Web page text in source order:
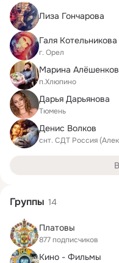
Лиза Гончарова
Галя Котельникова
г. Орел
Марина
п.Хлюпино
Дарья Дарьянова
Тюмень
Денис Волков
снт. СДТ Россия
Группы 14
Платовы
877 подписчиков
Кино - Фильмы